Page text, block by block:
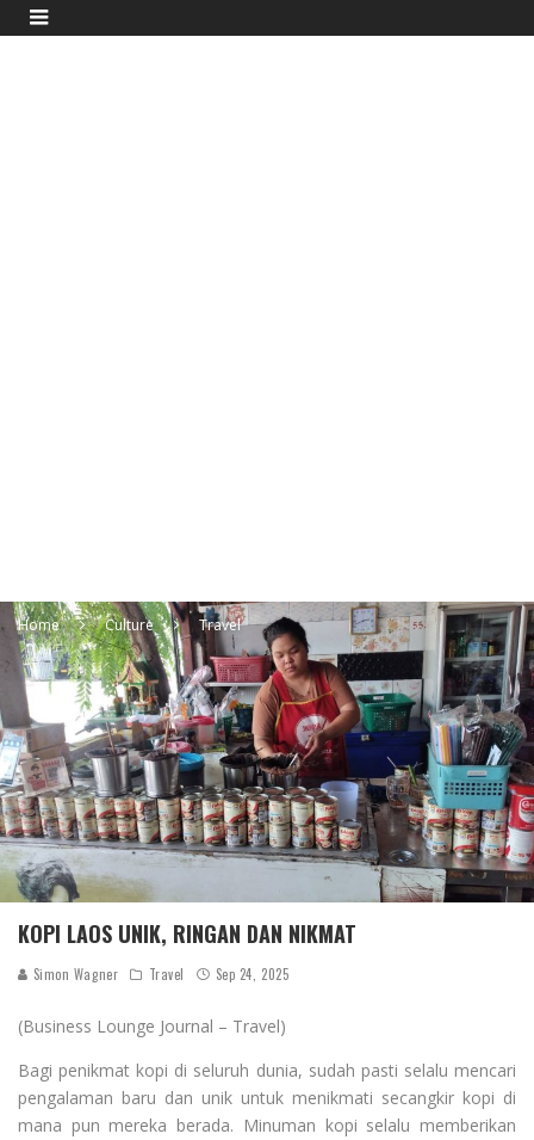
Home Culture Travel
KOPI LAOS UNIK, RINGAN DAN NIKMAT
Simon Wagner Travel Sep 24, 2025
(Business Lounge Journal – Travel)
Bagi penikmat kopi di seluruh dunia, sudah pasti selalu mencari
pengalaman baru dan unik untuk menikmati secangkir kopi di
mana pun mereka berada. Minuman kopi selalu memberikan